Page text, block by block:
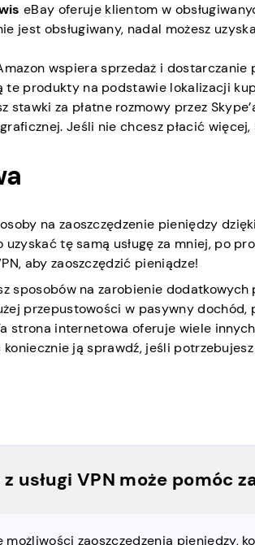
eBay oferuje klientom w
jest obsługiwany, nadal możesz
wspiera sprzedaż i
te produkty na podstawie lokalizacji
stawki za płatne rozmowy przez
Jeśli nie chcesz płacić więcej,
na zaoszczędzenie pieniędzy
uzyskać tę samą usługę za mniej, po
aby zaoszczędzić pieniądze!
sposobów na zarobienie
przepustowości w pasywny
strona internetowa oferuje wiele
koniecznie ją sprawdź, jeśli
usługi VPN może pomóc
możliwości zaoszczędzenia pieniędzy,